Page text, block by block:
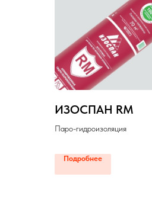
ИЗОСПАН RM
Паро-гидроизоляция
Подробнее